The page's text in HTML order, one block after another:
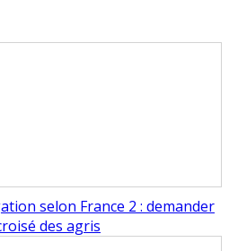
selon France 2 : demander
des agris